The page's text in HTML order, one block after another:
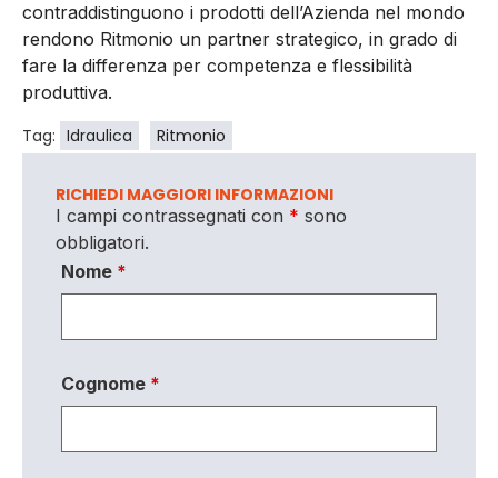
contraddistinguono i prodotti dell’Azienda nel mondo
rendono Ritmonio un partner strategico, in grado di
fare la differenza per competenza e flessibilità
produttiva.
Tag: Idraulica Ritmonio
RICHIEDI MAGGIORI INFORMAZIONI
I campi contrassegnati con * sono
obbligatori.
Nome *
Cognome *